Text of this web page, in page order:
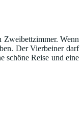
Zweibettzimmer. Wenn
Der Vierbeiner darf
schöne Reise und eine